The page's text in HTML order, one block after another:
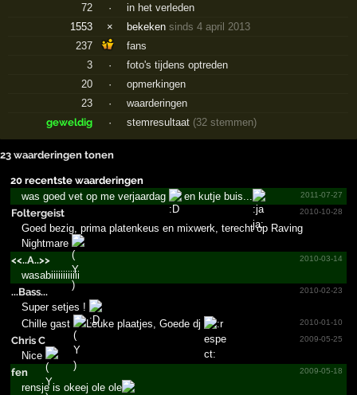
72
·
in het verleden
1553
× bekekensinds 4 april 2013
237
fans
3
·
foto's tijdens optreden
20
·
opmerkingen
23
·
waarderingen
geweldig
· stemresultaat (32 stemmen)
23 waarderingen tonen
20 recentste waarderingen
2011-07-27
was goed vet op me verjaardag
en kutje buis...
Foltergeist
2010-10-28
Goed bezig, prima platenkeus en mixwerk, terecht op Raving
Nightmare
<<..A..>>
2010-03-14
wasabiiiiiiiiiiii
...Bass...
2010-02-23
Super setjes !
2010-01-10
Chille gast
Leuke plaatjes, Goede dj
Chris C
2009-05-25
Nice
fen
2009-05-18
rensje is okeej ole ole